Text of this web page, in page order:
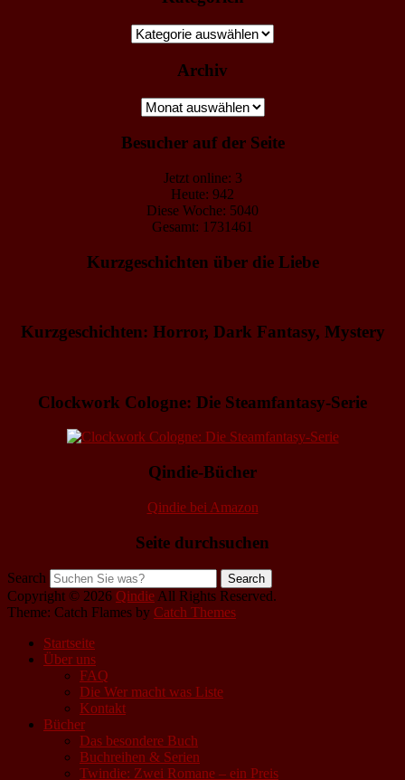
Kategorien
Archiv
Archiv
Besucher auf der Seite
Jetzt online: 3
Heute: 942
Diese Woche: 5040
Gesamt: 1731461
Kurzgeschichten über die Liebe
Kurzgeschichten: Horror, Dark Fantasy, Mystery
Clockwork Cologne: Die Steamfantasy-Serie
Qindie-Bücher
Qindie bei Amazon
Seite durchsuchen
Search
Copyright © 2026 Qindie All Rights Reserved.
Theme: Catch Flames by Catch Themes
Startseite
Über uns
FAQ
Die Wer macht was Liste
Kontakt
Bücher
Das besondere Buch
Buchreihen & Serien
Twindie: Zwei Romane – ein Preis